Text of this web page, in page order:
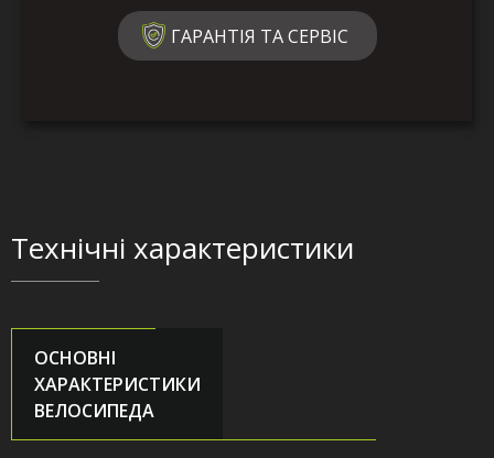
ГАРАНТІЯ ТА СЕРВІС
Технічні характеристики
ОСНОВНІ
ХАРАКТЕРИСТИКИ
ВЕЛОСИПЕДА